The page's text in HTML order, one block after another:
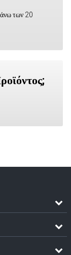
άνω των 20